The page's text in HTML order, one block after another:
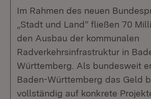
Im Rahmen des neuen
„Stadt und Land” fließen 70
den Ausbau der kommunalen
Radverkehrsinfrastruktur in
Württemberg. Als bundesweit
Baden-Württemberg das Geld
vollständig auf konkrete